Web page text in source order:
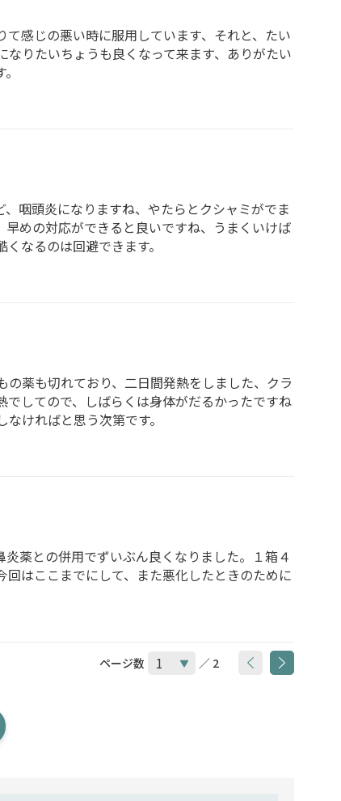
感じの悪い時に服用しています、それと、たい
りたいちょうも良くなって来ます、ありがたい
咽頭炎になりますね、やたらとクシャミがでま
めの対応ができると良いですね、うまくいけば
なるのは回避できます。
薬も切れており、二日間発熱をしました、クラ
してので、しばらくは身体がだるかったですね
ければと思う次第です。
薬との併用でずいぶん良くなりました。１箱４
はここまでにして、また悪化したときのために
ページ数 ／ 2